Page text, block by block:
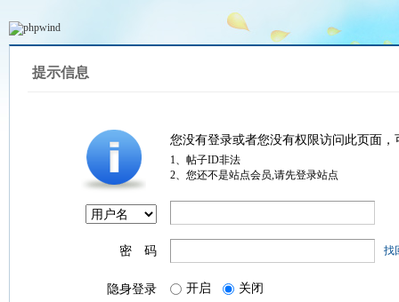
提示信息
您没有登录或者您没有权限访问此页面
1、帖子ID非法
2、您还不是站点会员,请先登录站点
密 码 找
隐身登录 开启 关闭